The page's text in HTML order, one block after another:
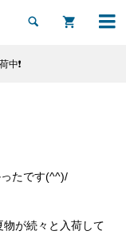
 
中❗️
たです(^^)/
が続々と入荷して